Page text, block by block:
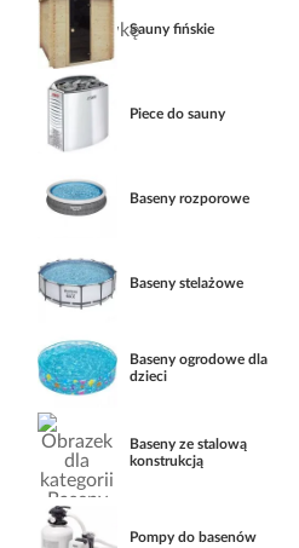
Sauny fińskie
Piece do sauny
Baseny rozporowe
Baseny stelażowe
Baseny ogrodowe dla
dzieci
Baseny ze stalową
konstrukcją
Pompy do basenów